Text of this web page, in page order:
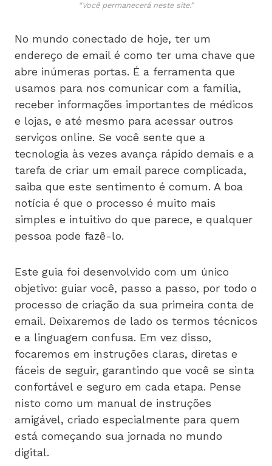
“Você permanecerá neste site.”
No mundo conectado de hoje, ter um
endereço de email é como ter uma chave que
abre inúmeras portas. É a ferramenta que
usamos para nos comunicar com a família,
receber informações importantes de médicos
e lojas, e até mesmo para acessar outros
serviços online. Se você sente que a
tecnologia às vezes avança rápido demais e a
tarefa de criar um email parece complicada,
saiba que este sentimento é comum. A boa
notícia é que o processo é muito mais
simples e intuitivo do que parece, e qualquer
pessoa pode fazê-lo.
Este guia foi desenvolvido com um único
objetivo: guiar você, passo a passo, por todo o
processo de criação da sua primeira conta de
email. Deixaremos de lado os termos técnicos
e a linguagem confusa. Em vez disso,
focaremos em instruções claras, diretas e
fáceis de seguir, garantindo que você se sinta
confortável e seguro em cada etapa. Pense
nisto como um manual de instruções
amigável, criado especialmente para quem
está começando sua jornada no mundo
digital.